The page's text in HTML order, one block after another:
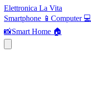
Elettronica La Vita
Smartphone 📱 Computer 💻
📸Smart Home 🏠